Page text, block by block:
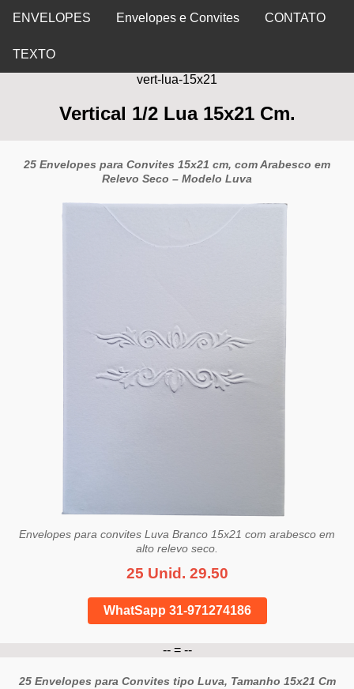
ENVELOPES Envelopes e Convites CONTATO
TEXTO
vert-lua-15x21
Vertical 1/2 Lua 15x21 Cm.
25 Envelopes para Convites 15x21 cm, com Arabesco em
Relevo Seco – Modelo Luva
Envelopes para convites Luva Branco 15x21 com arabesco em
alto relevo seco.
25 Unid. 29.50
WhatSapp 31-971274186
-- = --
25 Envelopes para Convites tipo Luva, Tamanho 15x21 Cm